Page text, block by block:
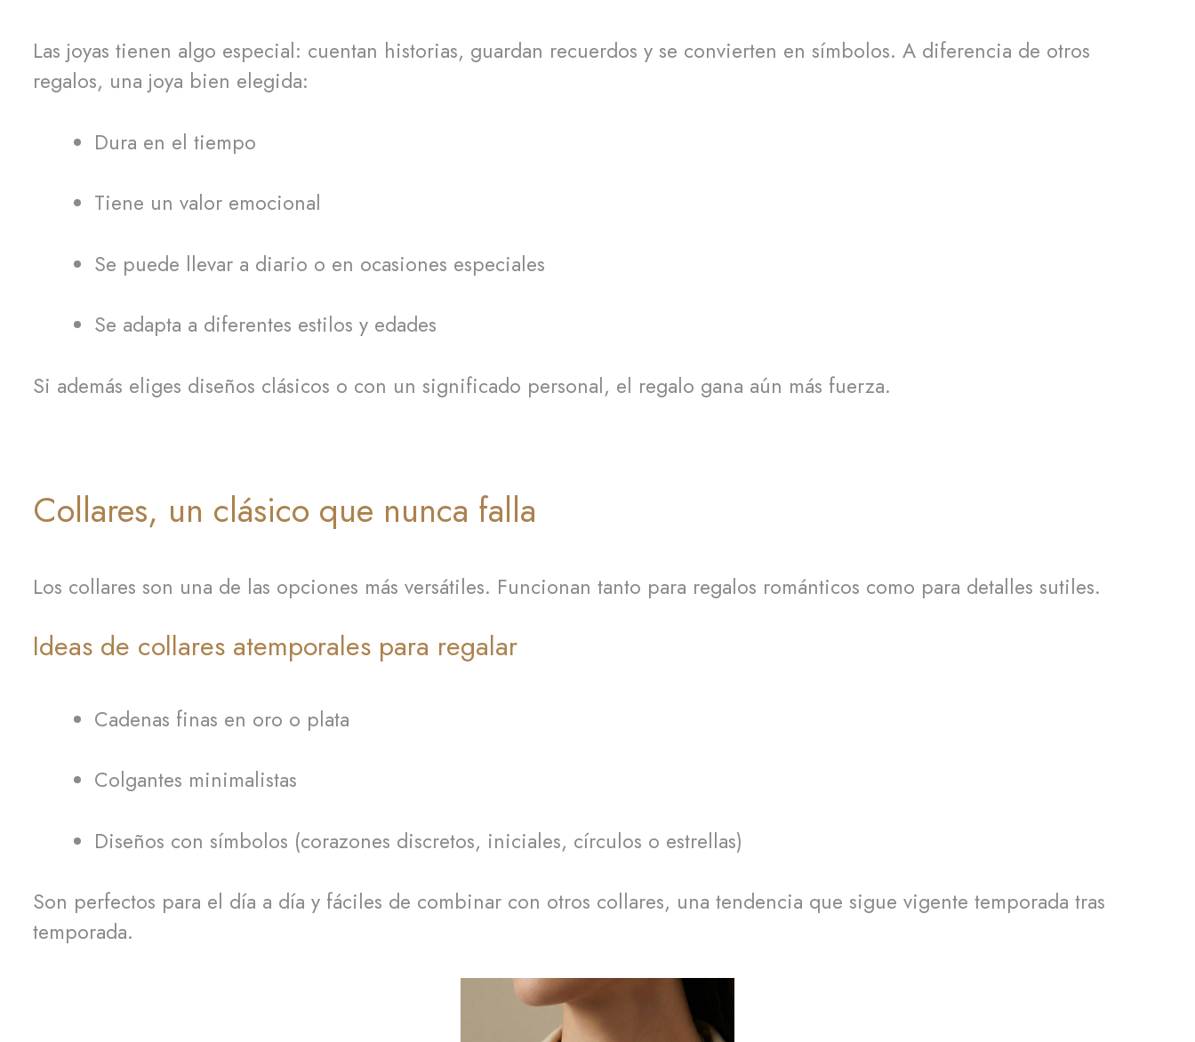
Las joyas tienen algo especial: cuentan historias, guardan recuerdos y se convierten en símbolos. A diferencia de otros
regalos, una joya bien elegida:
Dura en el tiempo
Tiene un valor emocional
Se puede llevar a diario o en ocasiones especiales
Se adapta a diferentes estilos y edades
Si además eliges diseños clásicos o con un significado personal, el regalo gana aún más fuerza.
Collares, un clásico que nunca falla
Los collares son una de las opciones más versátiles. Funcionan tanto para regalos románticos como para detalles sutiles.
Ideas de collares atemporales para regalar
Cadenas finas en oro o plata
Colgantes minimalistas
Diseños con símbolos (corazones discretos, iniciales, círculos o estrellas)
Son perfectos para el día a día y fáciles de combinar con otros collares, una tendencia que sigue vigente temporada tras
temporada.